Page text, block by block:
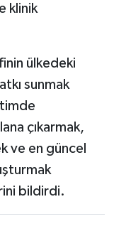
klinik
ülkedeki
sunmak
çıkarmak,
ve en güncel
bildirdi.